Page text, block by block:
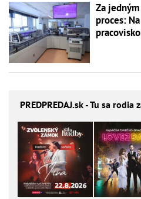
Za
proces:
pracovisko
PREDPREDAJ.sk - Tu sa rodia